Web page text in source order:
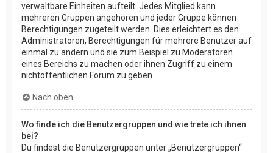
verwaltbare Einheiten aufteilt. Jedes Mitglied kann
mehreren Gruppen angehören und jeder Gruppe können
Berechtigungen zugeteilt werden. Dies erleichtert es den
Administratoren, Berechtigungen für mehrere Benutzer auf
einmal zu ändern und sie zum Beispiel zu Moderatoren
eines Bereichs zu machen oder ihnen Zugriff zu einem
nichtöffentlichen Forum zu geben.
Nach oben
Wo finde ich die Benutzergruppen und wie trete ich ihnen
bei?
Du findest die Benutzergruppen unter „Benutzergruppen“